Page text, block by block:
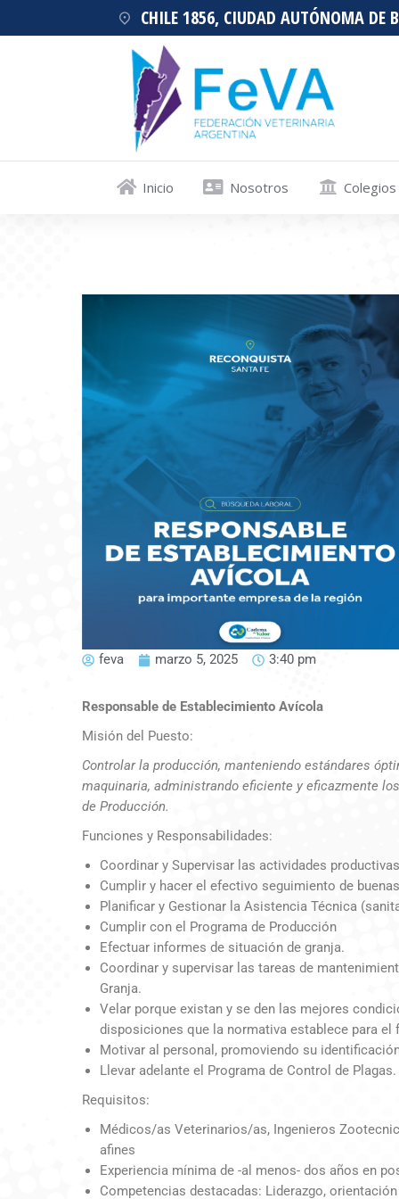
CHILE 1856, CIUDAD AUTÓNOMA DE
Inicio Nosotros
feva marzo 5, 2025 3:40 pm
Responsable de Establecimiento Avícola
Misión del Puesto:
Controlar la producción, manteniendo estándares
maquinaria, administrando eficiente y eficazmente
de Producción.
Funciones y Responsabilidades:
Coordinar y Supervisar las actividades
Cumplir y hacer el efectivo seguimiento de
Planificar y Gestionar la Asistencia Técnica
Cumplir con el Programa de Producción
Efectuar informes de situación de granja.
Coordinar y supervisar las tareas de
Granja.
Velar porque existan y se den las mejores
disposiciones que la normativa establece para
Motivar al personal, promoviendo su
Llevar adelante el Programa de Control de Plagas.
Requisitos:
Médicos/as Veterinarios/as, Ingenieros
afines
Experiencia mínima de -al menos- dos años en
Competencias destacadas: Liderazgo,